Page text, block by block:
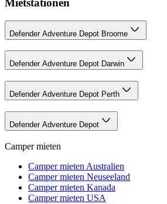
Mietstationen
Defender Adventure Depot Broome
Defender Adventure Depot Darwin
Defender Adventure Depot Perth
Defender Adventure Depot
Camper mieten
Camper mieten Australien
Camper mieten Neuseeland
Camper mieten Kanada
Camper mieten USA